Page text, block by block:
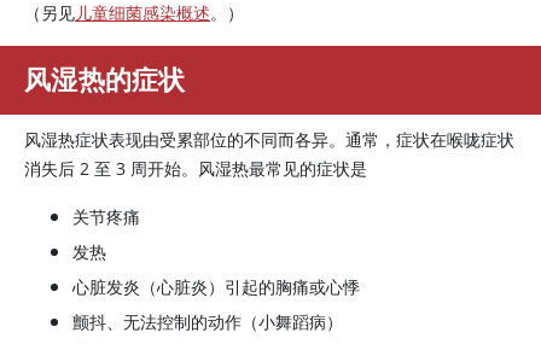
（另见儿童细菌感染概述。）
风湿热的症状
风湿热症状表现由受累部位的不同而各异。通常，症状在喉咙症状
消失后 2 至 3 周开始。风湿热最常见的症状是
关节疼痛
发热
心脏发炎（心脏炎）引起的胸痛或心悸
颤抖、无法控制的动作（小舞蹈病）